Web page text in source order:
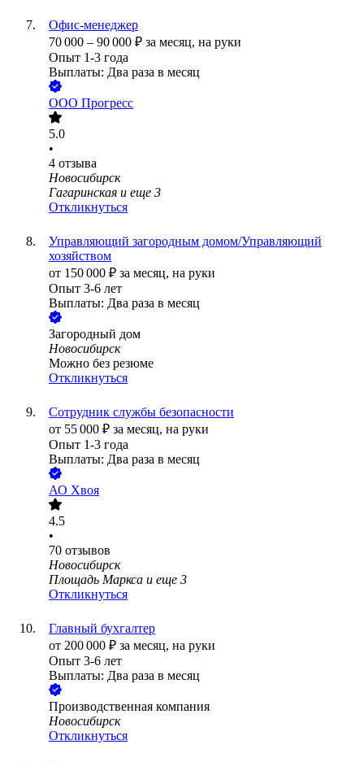
Офис-менеджер
70 000 – 90 000 ₽ за месяц, на руки
Опыт 1-3 года
Выплаты: Два раза в месяц
ООО Прогресс
5.0
•
4 отзыва
Новосибирск
Гагаринская и еще 3
Откликнуться
Управляющий загородным домом/Управляющий
хозяйством
от 150 000 ₽ за месяц, на руки
Опыт 3-6 лет
Выплаты: Два раза в месяц
Загородный дом
Новосибирск
Можно без резюме
Откликнуться
Сотрудник службы безопасности
от 55 000 ₽ за месяц, на руки
Опыт 1-3 года
Выплаты: Два раза в месяц
АО Хвоя
4.5
•
70 отзывов
Новосибирск
Площадь Маркса и еще 3
Откликнуться
Главный бухгалтер
от 200 000 ₽ за месяц, на руки
Опыт 3-6 лет
Выплаты: Два раза в месяц
Производственная компания
Новосибирск
Откликнуться